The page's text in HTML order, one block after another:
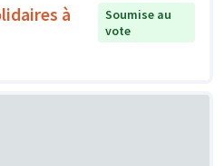
à
Soumise au
vote